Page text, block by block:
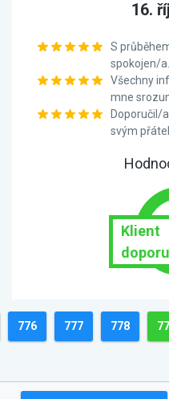
16.
S
spokojen/a.
Všechny
mne
Doporučil/
svým
Klient
776 777 778